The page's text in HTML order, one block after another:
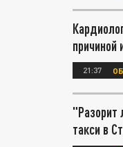
причиной
21:37
"Разорит
такси в